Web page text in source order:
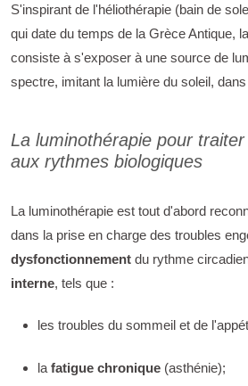
S'inspirant de l'héliothérapie (bain de
qui date du temps de la Grèce Antique,
consiste à s'exposer à une source de
spectre, imitant la lumière du soleil,
La luminothérapie pour
aux rythmes biologiques
La luminothérapie est tout d'abord
dans la prise en charge des troubles
dysfonctionnement du rythme
interne, tels que :
les troubles du sommeil et de
la fatigue chronique (asthénie);